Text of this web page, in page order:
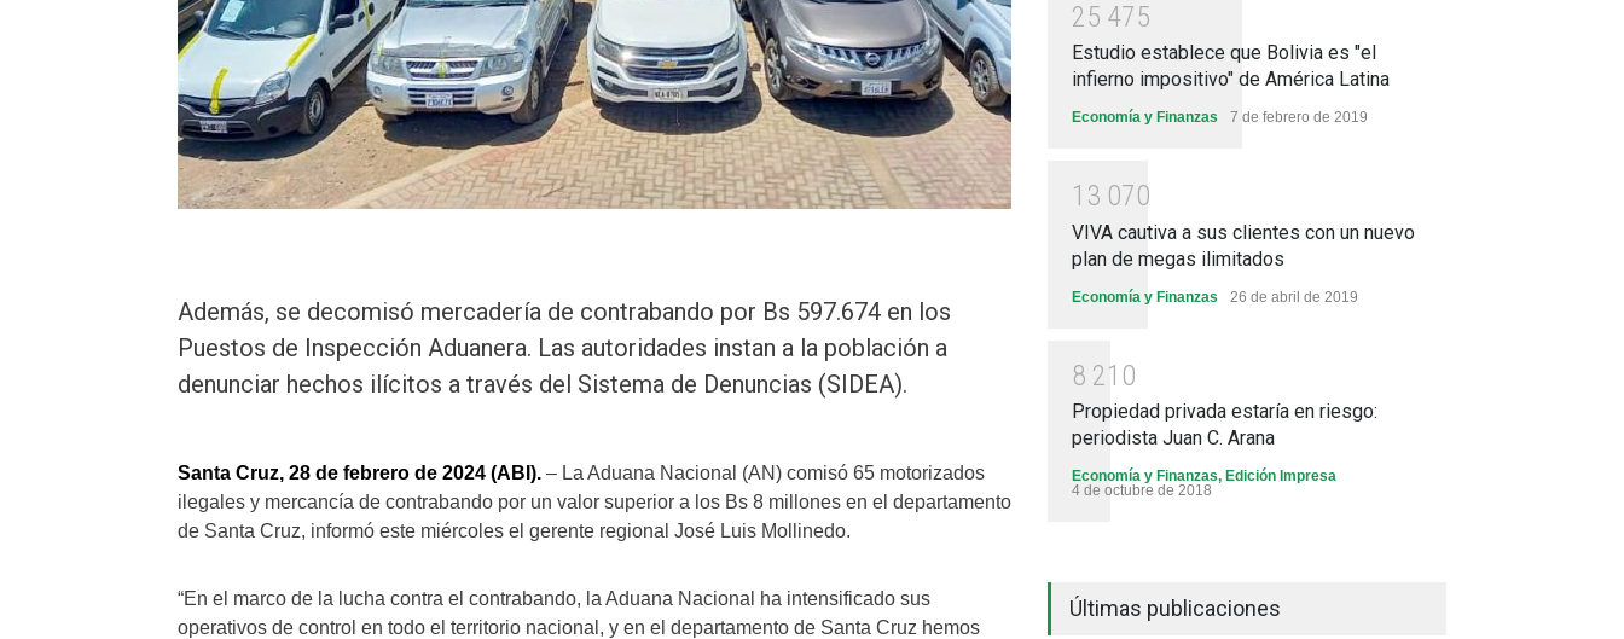
Además, se decomisó mercadería de contrabando por Bs 597.674 en los
Puestos de Inspección Aduanera. Las autoridades instan a la población a
denunciar hechos ilícitos a través del Sistema de Denuncias (SIDEA).
Santa Cruz, 28 de febrero de 2024 (ABI). – La Aduana Nacional (AN) comisó 65 motorizados
ilegales y mercancía de contrabando por un valor superior a los Bs 8 millones en el departamento
de Santa Cruz, informó este miércoles el gerente regional José Luis Mollinedo.
“En el marco de la lucha contra el contrabando, la Aduana Nacional ha intensificado sus
operativos de control en todo el territorio nacional, y en el departamento de Santa Cruz hemos
25 475
Estudio establece que Bolivia es "el
infierno impositivo" de América Latina
Economía y Finanzas 7 de febrero de 2019
1 3 070
VIVA cautiva a sus clientes con un nuevo
plan de megas ilimitados
Economía y Finanzas 26 de abril de 2019
8 21 0
Propiedad privada estaría en riesgo:
periodista Juan C. Arana
Economía y Finanzas, Edición Impresa
4 de octubre de 2018
Últimas publicaciones